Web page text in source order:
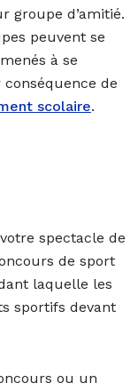
groupe d’amitié.
peuvent se
à se
de
scolaire.
spectacle de
de sport
laquelle les
sportifs devant
ou un